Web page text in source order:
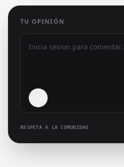
TU OPINIÓN
RESPETA A LA COMUNIDAD